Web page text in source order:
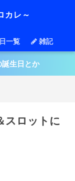
カレ～
一覧 雑記
生日とか
スロットに